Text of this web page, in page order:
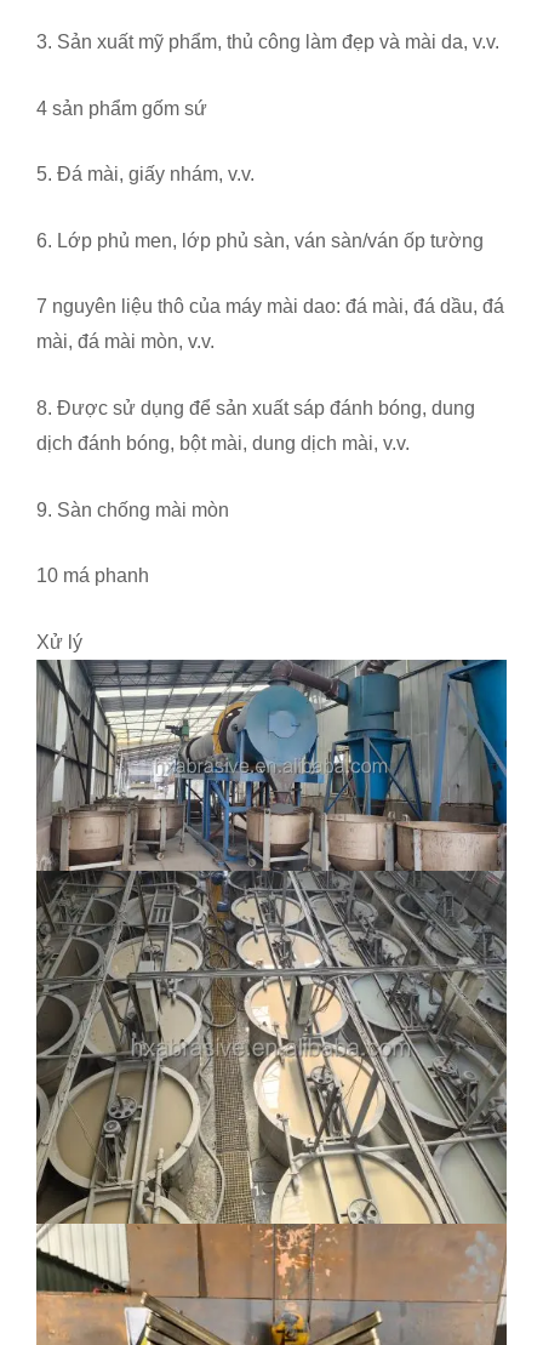
3. Sản xuất mỹ phẩm, thủ công làm đẹp và mài da, v.v.
4 sản phẩm gốm sứ
5. Đá mài, giấy nhám, v.v.
6. Lớp phủ men, lớp phủ sàn, ván sàn/ván ốp tường
7 nguyên liệu thô của máy mài dao: đá mài, đá dầu, đá
mài, đá mài mòn, v.v.
8. Được sử dụng để sản xuất sáp đánh bóng, dung
dịch đánh bóng, bột mài, dung dịch mài, v.v.
9. Sàn chống mài mòn
10 má phanh
Xử lý